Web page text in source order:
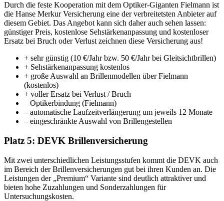
Durch die feste Kooperation mit dem Optiker-Giganten Fielmann ist
die Hanse Merkur Versicherung eine der verbreitetsten Anbieter auf
diesem Gebiet. Das Angebot kann sich daher auch sehen lassen:
günstiger Preis, kostenlose Sehstärkenanpassung und kostenloser
Ersatz bei Bruch oder Verlust zeichnen diese Versicherung aus!
+ sehr günstig (10 €/Jahr bzw. 50 €/Jahr bei Gleitsichtbrillen)
+ Sehstärkenanpassung kostenlos
+ große Auswahl an Brillenmodellen über Fielmann
(kostenlos)
+ voller Ersatz bei Verlust / Bruch
– Optikerbindung (Fielmann)
– automatische Laufzeitverlängerung um jeweils 12 Monate
– eingeschränkte Auswahl von Brillengestellen
Platz 5: DEVK Brillenversicherung
Mit zwei unterschiedlichen Leistungsstufen kommt die DEVK auch
im Bereich der Brillenversicherungen gut bei ihren Kunden an. Die
Leistungen der „Premium“ Variante sind deutlich attraktiver und
bieten hohe Zuzahlungen und Sonderzahlungen für
Untersuchungskosten.